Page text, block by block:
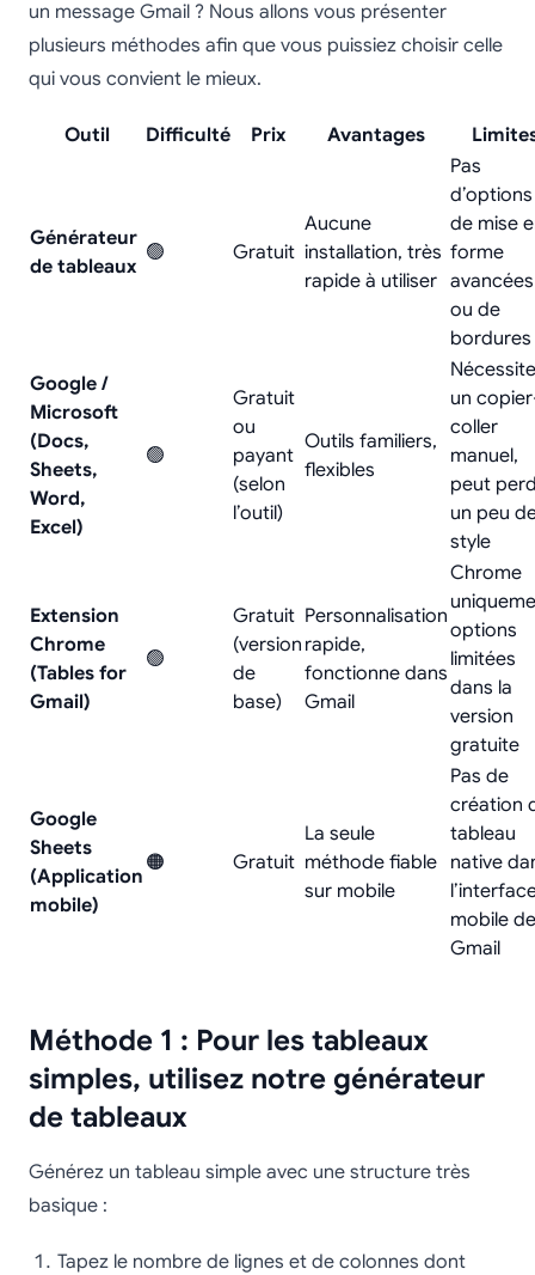
un message Gmail ? Nous allons vous présenter
plusieurs méthodes afin que vous puissiez choisir celle
qui vous convient le mieux.
Outil Difficulté Prix Avantages
Générateur
de tableaux
🟢 Gratuit
Aucune
installation, très
rapide à utiliser
Pas
d’options
de mise
forme
avancées
ou de
bordures
Google /
Microsoft
(Docs,
Sheets,
Word,
Excel)
🟢
Gratuit
ou
payant
(selon
l’outil)
Outils familiers,
flexibles
Nécessite
un
coller
manuel,
peut
un peu
style
Extension
Chrome
(Tables for
Gmail)
🟢
Gratuit
(version
de
base)
Personnalisation
rapide,
fonctionne dans
Gmail
Chrome
options
limitées
dans la
version
gratuite
Google
Sheets
(Application
mobile)
🟠 Gratuit
La seule
méthode fiable
sur mobile
Pas de
création
tableau
native
mobile de
Gmail
Méthode 1 : Pour les tableaux
simples, utilisez notre générateur
de tableaux
Générez un tableau simple avec une structure très
basique :
Tapez le nombre de lignes et de colonnes dont